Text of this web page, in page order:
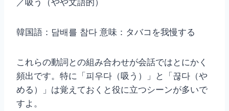
韓国語：담배를 참다 意味：タバコを我慢する
これらの動詞との組み合わせが会話ではとにかく
頻出です。特に「피우다（吸う）」と「끊다（や
める）」は覚えておくと役に立つシーンが多いで
すよ。